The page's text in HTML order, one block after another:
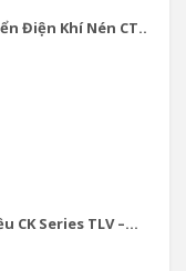
Điện Khí Nén CT...
CK Series TLV –...